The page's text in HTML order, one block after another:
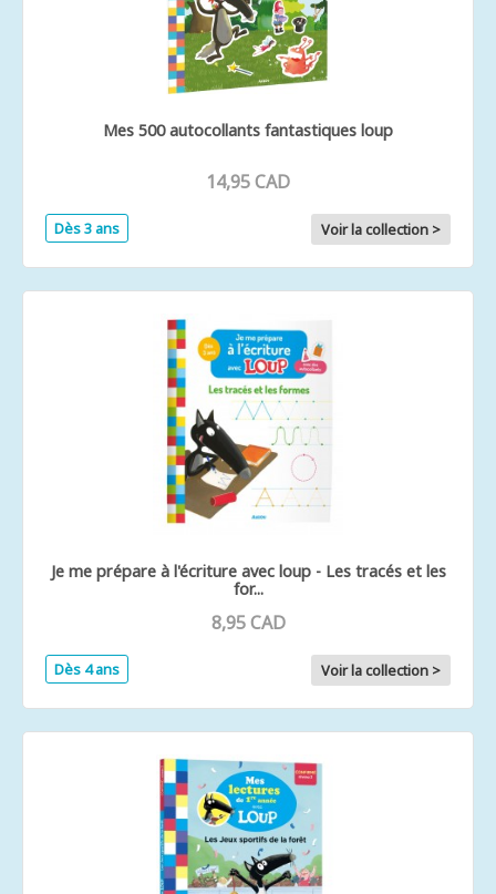
Mes 500 autocollants fantastiques loup
14,95 CAD
Dès 3 ans Voir la collection >
Je me prépare à l'écriture avec loup - Les tracés et les
for...
8,95 CAD
Dès 4 ans Voir la collection >